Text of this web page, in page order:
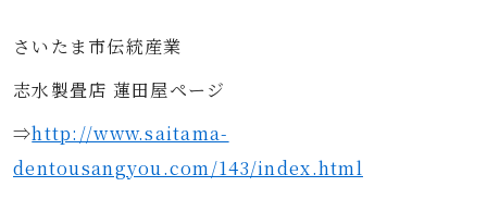
さいたま市伝統産業
志水製畳店 蓮田屋ページ
⇒http://www.saitama-
dentousangyou.com/143/index.html